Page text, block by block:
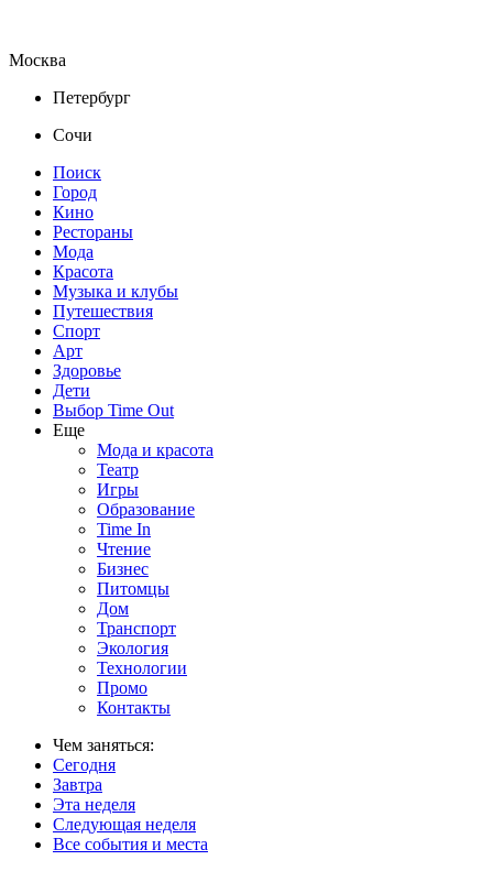
Москва
Петербург
Сочи
Поиск
Город
Кино
Рестораны
Мода
Красота
Музыка и клубы
Путешествия
Спорт
Арт
Здоровье
Дети
Выбор Time Out
Еще
Мода и красота
Театр
Игры
Образование
Time In
Чтение
Бизнес
Питомцы
Дом
Транспорт
Экология
Технологии
Промо
Контакты
Чем заняться:
Сегодня
Завтра
Эта неделя
Следующая неделя
Все события и места